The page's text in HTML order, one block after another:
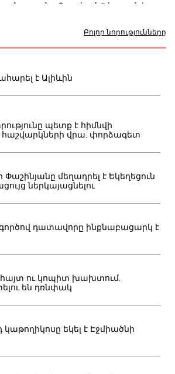
Բոլոր նորությունները
է Ալիևին
պետք է հիմնվի
վրա. փորձագետ
Փաշինյանը մեղադրել է Եկեղեցուն
ներկայացնելու
դատավորը ինքնաբացարկ է
ու կոպիտ խախտում.
են դռնփակ
եկել է Էջմիածնի
Բաքվում. 5 հայ ըմբիշ
միգրանտներին կարգելվի
Մանուկյանը դիմել է